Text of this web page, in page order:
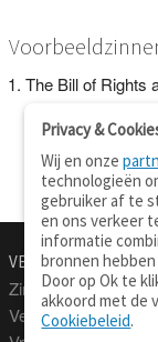
The Bill of Rights
VERTALEN.NU
Zinnen vertalen
Verklarend
Privacy &
Wij en onze
technologieën
gebruiker af te
en ons verkeer
informatie
bronnen
Door op Ok te
akkoord met de
Cookiebeleid.